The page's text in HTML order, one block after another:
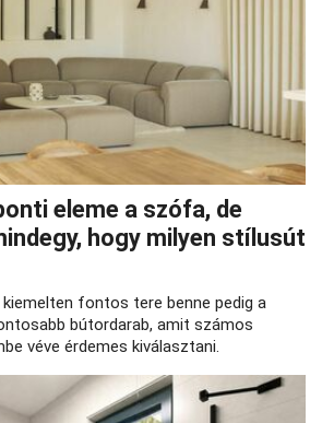
eleme a szófa, de
hogy milyen stílusút
kiemelten fontos tere benne pedig a
bútordarab, amit számos
véve érdemes kiválasztani.